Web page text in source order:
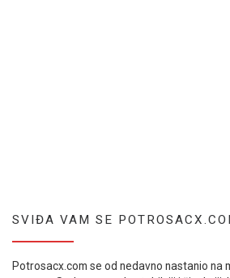
SVIĐA VAM SE
Potrosacx.com se od nedavno nastanio na